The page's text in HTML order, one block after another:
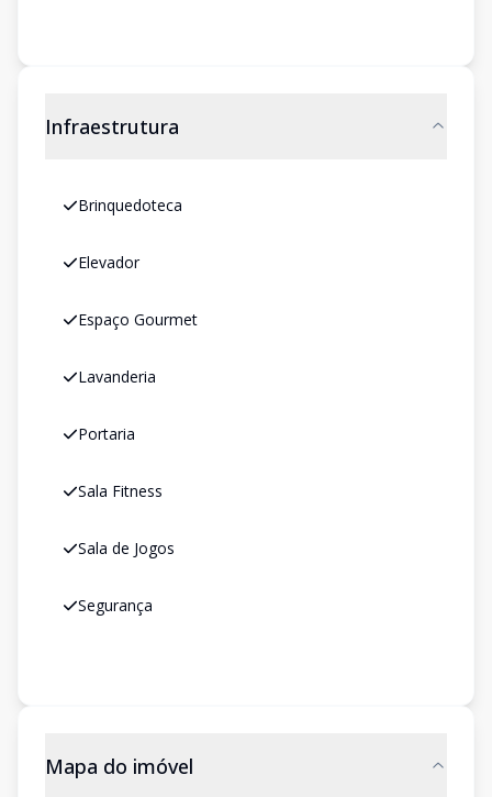
Infraestrutura
Brinquedoteca
Elevador
Espaço Gourmet
Lavanderia
Portaria
Sala Fitness
Sala de Jogos
Segurança
Mapa do imóvel